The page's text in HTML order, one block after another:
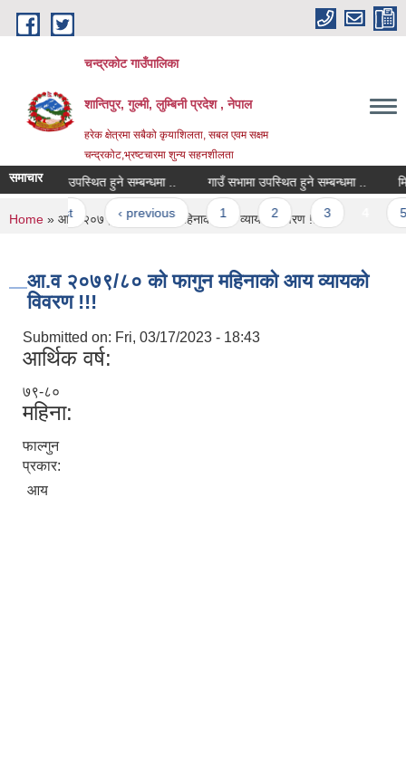
Skip to main content
चन्द्रकोट गाउँपालिका
शान्तिपुर, गुल्मी, लुम्बिनी प्रदेश , नेपाल
हरेक क्षेत्रमा सबैको कृयाशिलता, सबल एवम सक्षम
चन्द्रकोट,भ्रष्टचारमा शुन्य सहनशीलता
समाचार
सभामा उपस्थित हुने सम्बन्धमा .. गाउँ सभामा उपस्थित हुने सम्बन्धमा ..
‹ previous 1 2 3
You are here
Home » आ.व २०७९/८० को फागुन महिनाको आय व्यायको विवरण !!!
आ.व २०७९/८० को फागुन महिनाको आय व्यायको
विवरण !!!
Submitted on: Fri, 03/17/2023 - 18:43
आर्थिक वर्ष:
७९-८०
महिना:
फाल्गुन
प्रकार:
आय